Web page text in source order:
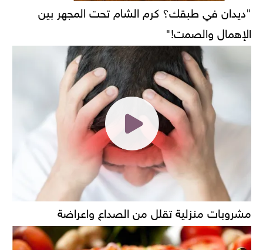
"ديدان في طبقك؟ كرم الشام تحت المجهر بين
الإهمال والصمت!"
مشروبات منزلية تقلل من الصداع واعراضة